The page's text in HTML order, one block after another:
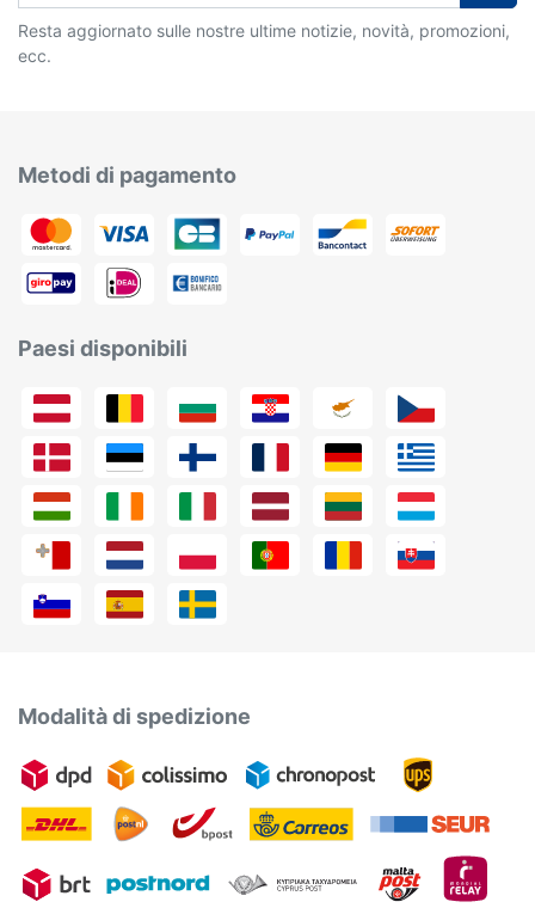
Resta aggiornato sulle nostre ultime notizie, novità, promozioni,
ecc.
Metodi di pagamento
Paesi disponibili
Modalità di spedizione